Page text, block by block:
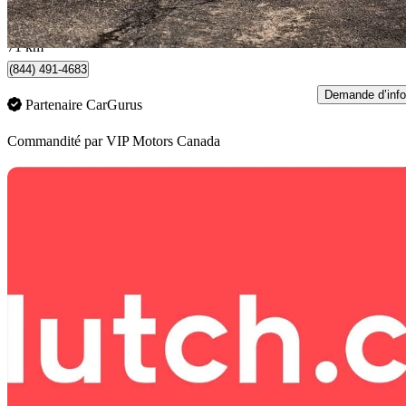
334 $/mois env.
Brampton, ON
71 km
(844) 491-4683
Partenaire CarGurus
Demande d’info
Commandité parVIP Motors Canada